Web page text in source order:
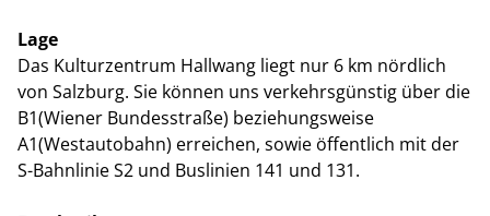
Lage
Das Kulturzentrum Hallwang liegt nur 6 km nördlich
von Salzburg. Sie können uns verkehrsgünstig über die
B1(Wiener Bundesstraße) beziehungsweise
A1(Westautobahn) erreichen, sowie öffentlich mit der
S-Bahnlinie S2 und Buslinien 141 und 131.